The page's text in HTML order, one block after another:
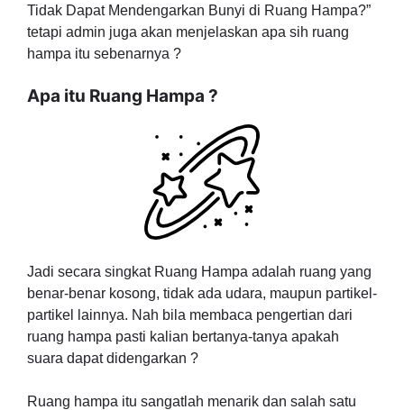
Tidak Dapat Mendengarkan Bunyi di Ruang Hampa?”
tetapi admin juga akan menjelaskan apa sih ruang
hampa itu sebenarnya ?
Apa itu Ruang Hampa ?
Jadi secara singkat Ruang Hampa adalah ruang yang
benar-benar kosong, tidak ada udara, maupun partikel-
partikel lainnya. Nah bila membaca pengertian dari
ruang hampa pasti kalian bertanya-tanya apakah
suara dapat didengarkan ?
Ruang hampa itu sangatlah menarik dan salah satu